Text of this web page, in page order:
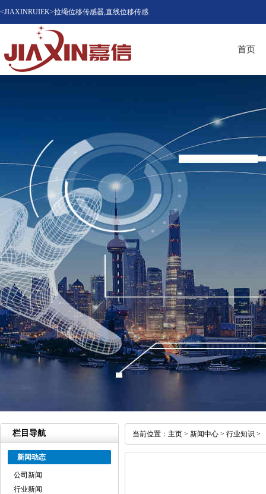
<JIAXINRUIEK>拉绳位移传感器,直线位移传感
器（位移计），磁致伸缩位移传感器，LVDT位
移传感器知名品牌供应商
首页
栏目导航
新闻动态
公司新闻
行业新闻
当前位置： 主页 > 新闻中心 > 行业知识 >